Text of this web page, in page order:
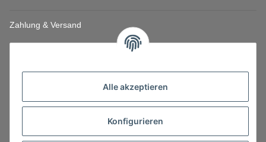
Alle akzeptieren
Konfigurieren
Zahlung & Versand